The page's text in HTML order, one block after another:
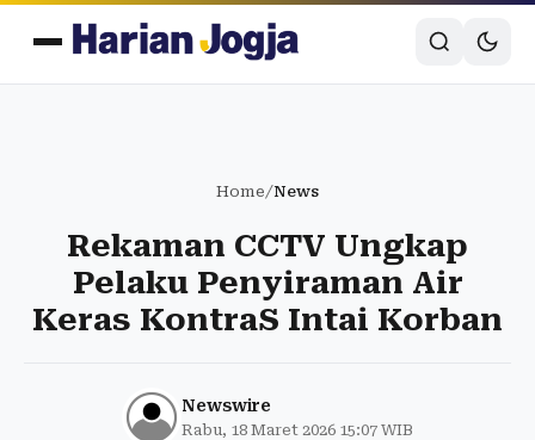
Home/News
Rekaman CCTV Ungkap
Pelaku Penyiraman Air
Keras KontraS Intai Korban
Newswire
Rabu, 18 Maret 2026 15:07 WIB